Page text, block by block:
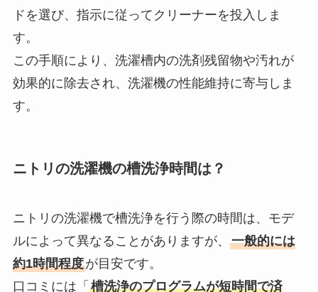
ドを選び、指示に従ってクリーナーを投入しま
す。
この手順により、洗濯槽内の洗剤残留物や汚れが
効果的に除去され、洗濯機の性能維持に寄与しま
す。
ニトリの洗濯機の槽洗浄時間は？
ニトリの洗濯機で槽洗浄を行う際の時間は、モデ
ルによって異なることがありますが、 一般的には
約1時間程度が目安です。
口コミには「 槽洗浄のプログラムが短時間で済